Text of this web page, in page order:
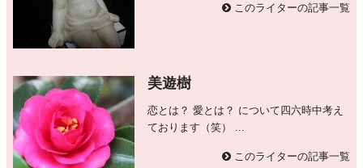
このライターの記事一覧
美遊樹
恋とは？ 愛とは？ について四六時中考え
ております（笑） ...
このライターの記事一覧